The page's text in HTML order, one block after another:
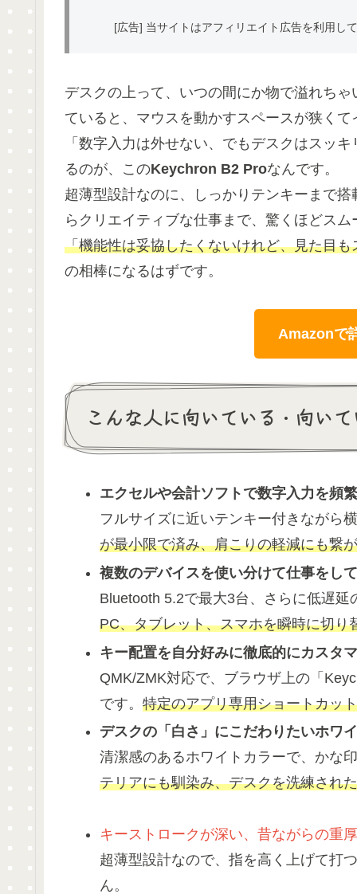
[広告] 当サイトはアフィリエイト広告を利用し
デスクの上って、いつの間にか物で溢れち
ていると、マウスを動かすスペースが狭く
「数字入力は外せない、でもデスクはスッ
るのが、このKeychron B2 Proなんです。
超薄型設計なのに、しっかりテンキーまで
らクリエイティブな仕事まで、驚くほどス
「機能性は妥協したくないけれど、見た目
の相棒になるはずです。
Amazonで
こんな人に向いている・向い
エクセルや会計ソフトで数字入力を頻
フルサイズに近いテンキー付きながら
が最小限で済み、肩こりの軽減にも繋
複数のデバイスを使い分けて仕事をし
Bluetooth 5.2で最大3台、さらに低遅
PC、タブレット、スマホを瞬時に切り
キー配置を自分好みに徹底的にカスタ
QMK/ZMK対応で、ブラウザ上の「
です。 特定のアプリ専用ショートカッ
デスクの「白さ」にこだわりたいホワ
清潔感のあるホワイトカラーで、かな
テリアにも馴染み、デスクを洗練され
キーストロークが深い、昔ながらの重
超薄型設計なので、指を高く上げて打
ん。